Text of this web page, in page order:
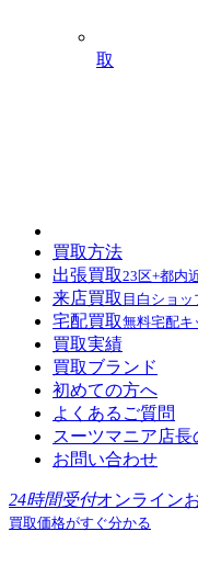
取
買取方法
出張買取23区+都内
来店買取 目白ショ
宅配買取無料宅配キ
買取実績
買取ブランド
初めての方へ
よくあるご質問
スーツマニア店長
お問い合わせ
24時間受付オンライン
買取価格がすぐ分かる